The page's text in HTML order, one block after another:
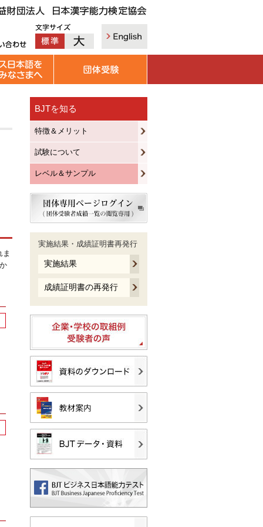
BJTを知る
特徴＆メリット
試験について
レベル＆サンプル
実施結果・成績証明書再発行
実施結果
成績証明書の再発行